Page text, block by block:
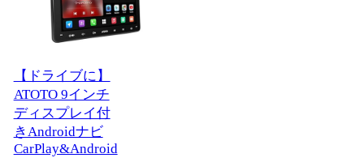
【ドライブに】
ATOTO 9インチ
ディスプレイ付
きAndroidナビ
CarPlay&Android